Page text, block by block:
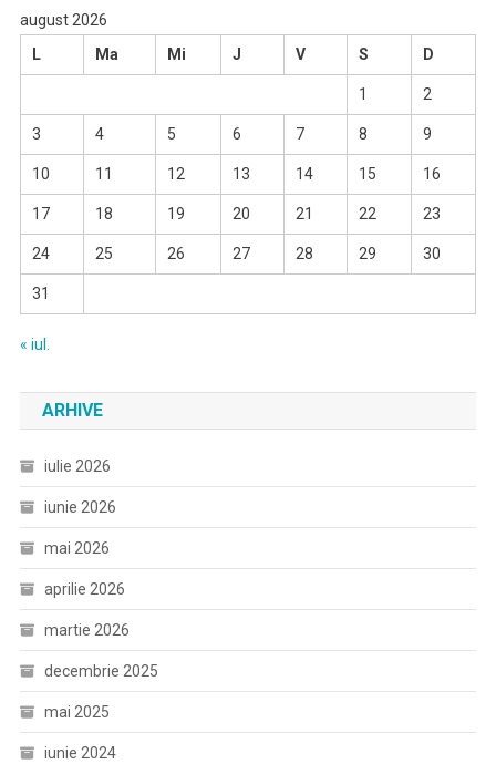
august 2026
L
Ma Mi J V S D
1 2
3 4 5 6 7 8 9
10 11 12 13 14 15 16
17 18 19 20 21 22 23
24 25 26 27 28 29 30
31
« iul.
ARHIVE
iulie 2026
iunie 2026
mai 2026
aprilie 2026
martie 2026
decembrie 2025
mai 2025
iunie 2024